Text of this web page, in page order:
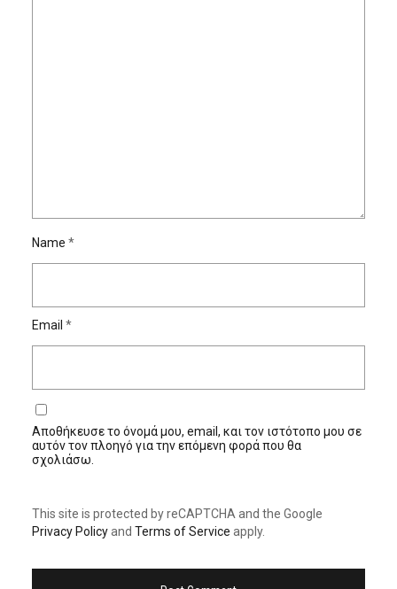
Name *
Email *
Αποθήκευσε το όνομά μου, email, και τον ιστότοπο μου σε
αυτόν τον πλοηγό για την επόμενη φορά που θα
σχολιάσω.
This site is protected by reCAPTCHA and the Google
Privacy Policyand Terms of Service apply.